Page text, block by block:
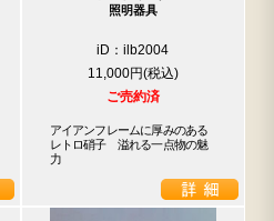
照明器具
iD：ilb2004
11,000円
ご売約済
アイアンフレームに厚みのある
レトロ硝子　溢れる一点物の魅
力